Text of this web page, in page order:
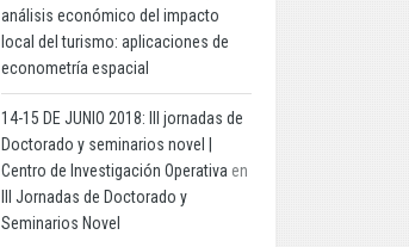
análisis económico del impacto
local del turismo: aplicaciones de
econometría espacial
14-15 DE JUNIO 2018: III jornadas de
Doctorado y seminarios novel |
Centro de Investigación Operativa en
III Jornadas de Doctorado y
Seminarios Novel